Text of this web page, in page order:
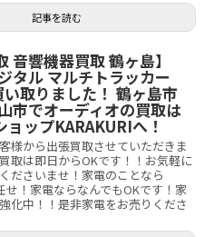
記事を読む
音響機器買取 鶴ヶ島】
タル マルチトラッカー
取りました！ 鶴ヶ島市
市でオーディオの買取は
ョップKARAKURIへ！
様から出張買取させていただきま
取は即日からOKです！！お気軽に
ださいませ！家電のことなら
せ！家電ならなんでもOKです！家
化中！！是非家電をお売りくださ